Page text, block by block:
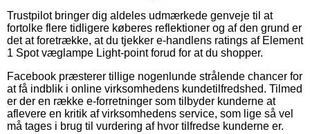
Trustpilot bringer dig aldeles udmærkede genveje til at
fortolke flere tidligere køberes reflektioner og af den grund er
det at foretrække, at du tjekker e-handlens ratings af Element
1 Spot væglampe Light-point forud for at du shopper.
Facebook præsterer tillige nogenlunde strålende chancer for
at få indblik i online virksomhedens kundetilfredshed. Tilmed
er der en række e-forretninger som tilbyder kunderne at
aflevere en kritik af virksomhedens service, som lige så vel
må tages i brug til vurdering af hvor tilfredse kunderne er.